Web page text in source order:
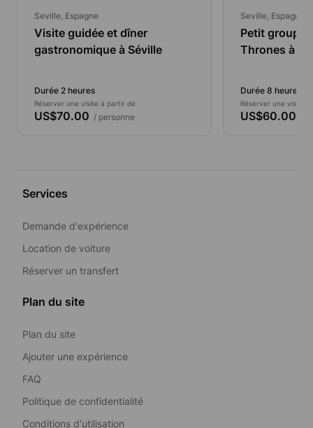
Seville, Espagne
Visite guidée et dîner
gastronomique à Séville
Durée 2 heures
Réserver une visite à partir de
US$70.00 / personne
Seville, Espagne
Petit groupe
Thrones à
Durée 8 heures
Réserver une visite
US$60.00
Services
Demande d'expérience
Location de voiture
Réserver un transfert
Plan du site
Plan du site
Ajouter une expérience
FAQ
Politique de confidentialité
Conditions d'utilisation